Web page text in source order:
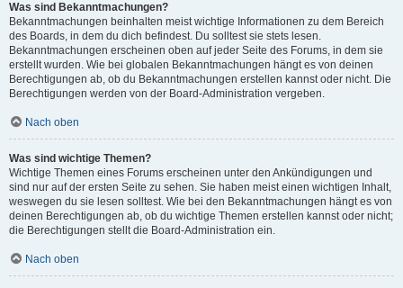
Was sind Bekanntmachungen?
Bekanntmachungen beinhalten meist wichtige Informationen zu dem Bereich
des Boards, in dem du dich befindest. Du solltest sie stets lesen.
Bekanntmachungen erscheinen oben auf jeder Seite des Forums, in dem sie
erstellt wurden. Wie bei globalen Bekanntmachungen hängt es von deinen
Berechtigungen ab, ob du Bekanntmachungen erstellen kannst oder nicht. Die
Berechtigungen werden von der Board-Administration vergeben.
Nach oben
Was sind wichtige Themen?
Wichtige Themen eines Forums erscheinen unter den Ankündigungen und
sind nur auf der ersten Seite zu sehen. Sie haben meist einen wichtigen Inhalt,
weswegen du sie lesen solltest. Wie bei den Bekanntmachungen hängt es von
deinen Berechtigungen ab, ob du wichtige Themen erstellen kannst oder nicht;
die Berechtigungen stellt die Board-Administration ein.
Nach oben